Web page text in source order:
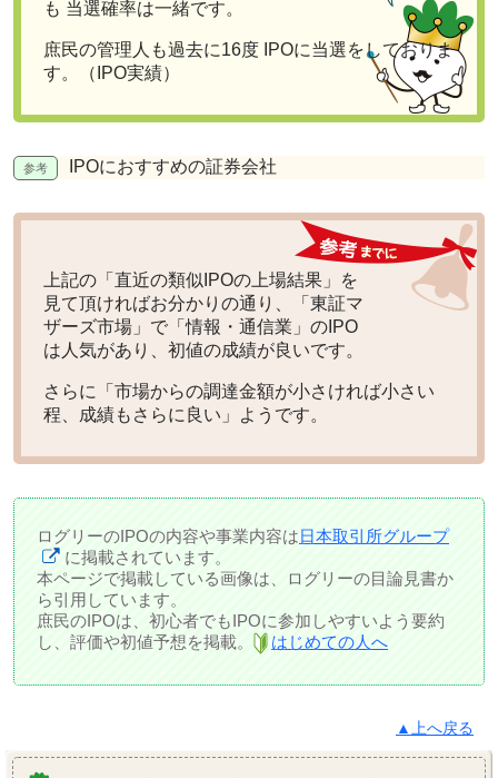
も 当選確率は一緒です。
庶民の管理人も過去に16度 IPOに当選をしておりま
す。（IPO実績）
IPOにおすすめの証券会社
上記の「直近の類似IPOの上場結果」を
見て頂ければお分かりの通り、
「東証マ
ザーズ市場」で「情報・通信業」のIPO
は人気があり、初値の成績が良いです。
さらに
「市場からの調達金額が小さければ小さい
程、成績もさらに良い」
ようです。
ログリーのIPOの内容や事業内容は日本取引所グループ
に掲載されています。
本ページで掲載している画像は、ログリーの目論見書か
ら引用しています。
庶民のIPOは、初心者でもIPOに参加しやすいよう要約
し、評価や初値予想を掲載。
はじめての人へ
▲上へ戻る